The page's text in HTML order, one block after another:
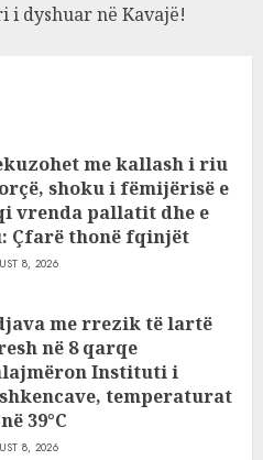
i dyshuar në Kavajë!
me kallash i riu
shoku i fëmijërisë e
vrenda pallatit dhe e
Çfarë thonë fqinjët
8, 2026
me rrezik të lartë
në 8 qarqe
Instituti i
temperaturat
39°C
8, 2026